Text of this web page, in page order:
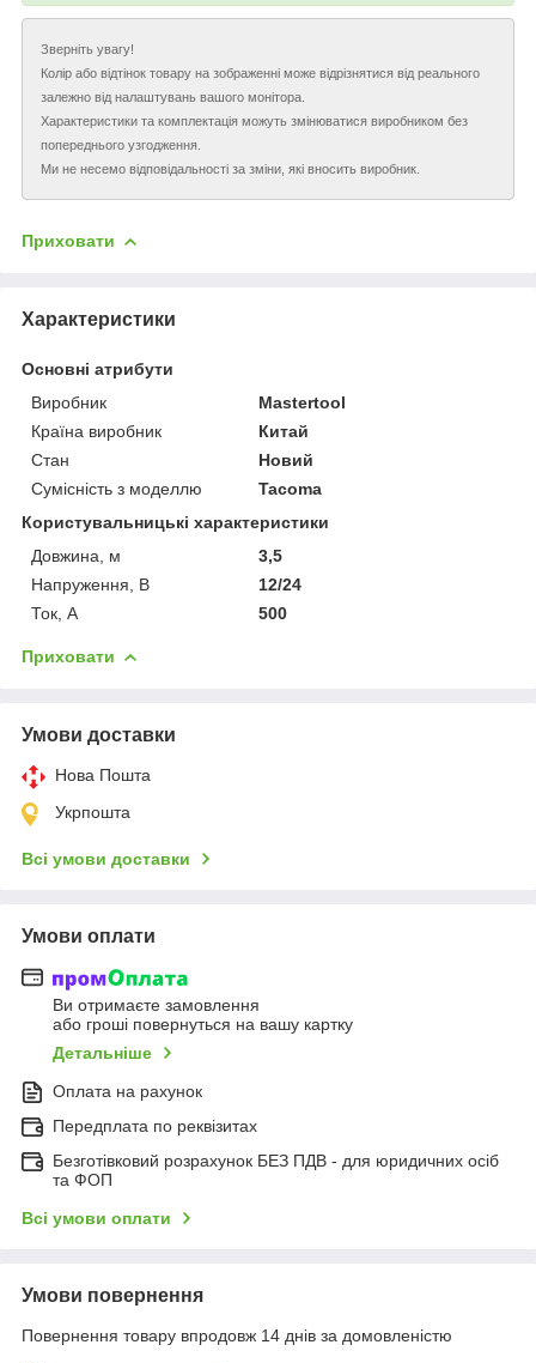
Зверніть увагу!
Колір або відтінок товару на зображенні може відрізнятися від реального
залежно від налаштувань вашого монітора.
Характеристики та комплектація можуть змінюватися виробником без
попереднього узгодження.
Ми не несемо відповідальності за зміни, які вносить виробник.
Приховати
Характеристики
Основні атрибути
Виробник
Mastertool
Країна виробник
Китай
Стан
Новий
Сумісність з моделлю
Tacoma
Користувальницькі характеристики
Довжина, м
3,5
Напруження, В
12/24
Ток, А
500
Приховати
Умови доставки
Нова Пошта
Укрпошта
Всі умови доставки
Умови оплати
Ви отримаєте замовлення
або гроші повернуться на вашу картку
Детальніше
Оплата на рахунок
Передплата по реквізитах
Безготівковий розрахунок БЕЗ ПДВ - для юридичних осіб
та ФОП
Всі умови оплати
Умови повернення
Повернення товару впродовж 14 днів за домовленістю